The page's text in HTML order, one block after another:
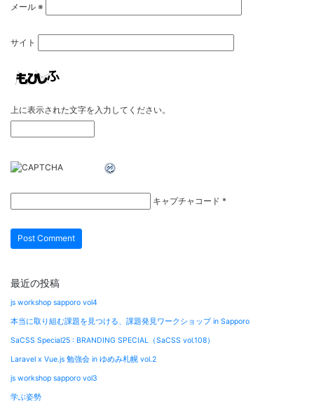
メール ※
サイト
上に表示された文字を入力してください。
キャプチャコード *
最近の投稿
js workshop sapporo vol4
本当に取り組む課題を見つける、課題発見ワークショップ in Sapporo
SaCSS Special25 : BRANDING SPECIAL（SaCSS vol.108）
Laravel x Vue.js 勉強会 in ゆめみ札幌 vol.2
js workshop sapporo vol3
学ぶ姿勢